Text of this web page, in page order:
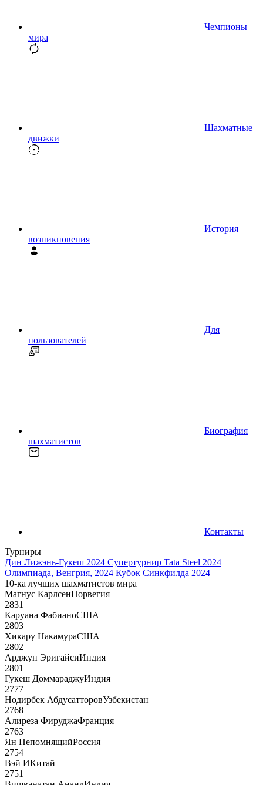
Чемпионы
мира
Шахматные
движки
История
возникновения
Для
пользователей
Биография
шахматистов
Контакты
Турниры
Дин Лижэнь-Гукеш 2024 Супертурнир Tata Steel 2024
Олимпиада, Венгрия, 2024 Кубок Синкфилда 2024
10-ка лучших шахматистов мира
Магнус КарлсенНорвегия
2831
Каруана ФабианоСША
2803
Хикару НакамураСША
2802
Арджун ЭригайсиИндия
2801
Гукеш ДоммараджуИндия
2777
Нодирбек АбдусатторовУзбекистан
2768
Алиреза ФируджаФранция
2763
Ян НепомнящийРоссия
2754
Вэй ИКитай
2751